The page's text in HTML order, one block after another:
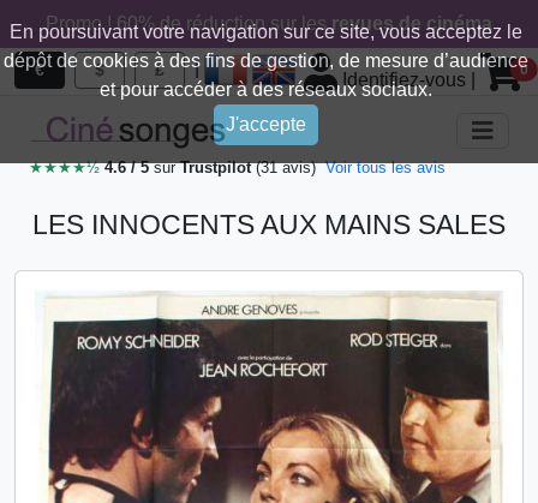
En poursuivant votre navigation sur ce site, vous acceptez le
dépôt de cookies à des fins de gestion, de mesure d’audience
et pour accéder à des réseaux sociaux.
J'accepte
Promo ! 60% de réduction sur lesrevues de cinéma
€ $ £ |
Identifiez-vous 0
★★★★½4.6 / 5surTrustpilot(31 avis) Voir tous les avis
LES INNOCENTS AUX MAINS SALES